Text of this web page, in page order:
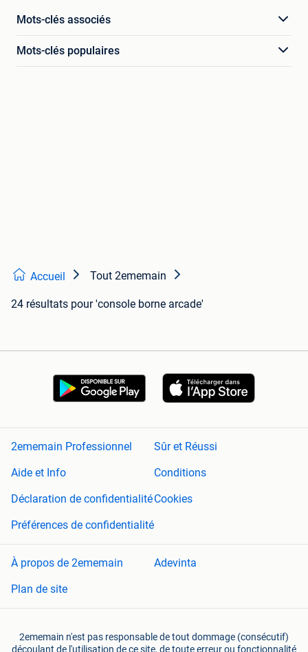
Mots-clés associés
Mots-clés populaires
Accueil Tout 2ememain
24 résultats pour 'console borne arcade'
2ememain Professionnel
Sûr et Réussi
Aide et Info
Conditions
Déclaration de confidentialitéCookies
Préférences de confidentialité
À propos de 2ememain
Adevinta
Plan de site
2ememain n'est pas responsable de tout dommage (consécutif)
découlant de l'utilisation de ce site, de toute erreur ou fonctionnalité